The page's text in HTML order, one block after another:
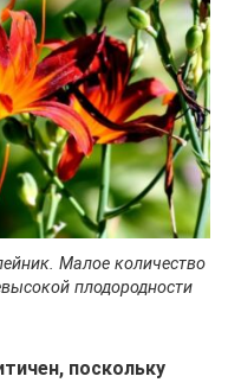
Малое количество
плодородности
поскольку